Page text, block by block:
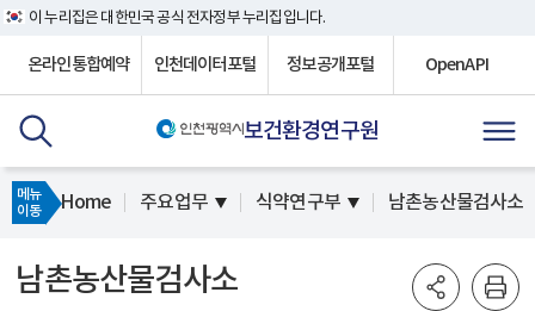
이 누리집은 대한민국 공식 전자정부 누리집입니다.
온라인통합예약 인천데이터포털 정보공개포털 OpenAPI
보건환경연구원
메뉴
이동
Home 주요업무 식약연구부 남촌농산물검사소
남촌농산물검사소